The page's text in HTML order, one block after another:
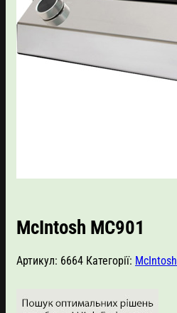
McIntosh MC901
Артикул: 6664 Категорії: McIntosh